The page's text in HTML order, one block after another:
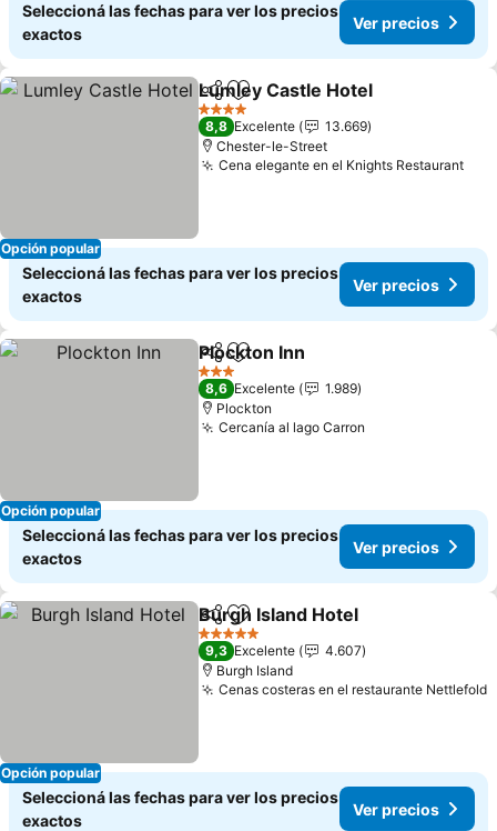
Seleccioná las fechas para ver los precios
exactos
Ver precios
Opción popular
CompartirAñadir a favoritos
Lumley Castle Hotel
4 Estrellas
8,8 Excelente
13.669
Chester-le-Street
Cena elegante en el Knights RestaurantVer
Seleccioná las fechas para ver los precios
exactos
Ver precios
Opción popular
CompartirAñadir a favoritos
Plockton Inn
3 Estrellas
8,6 Excelente
1.989
Plockton
Cercanía al lago Carron
Seleccioná las fechas para ver los precios
exactos
Ver precios
Opción popular
CompartirAñadir a favoritos
Burgh Island Hotel
5 Estrellas
9,3 Excelente
4.607
Burgh Island
Cenas costeras en el restaurante Nettlefold
Seleccioná las fechas para ver los precios
exactos
Ver precios